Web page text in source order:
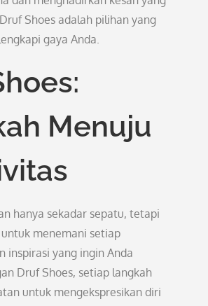
Shoes adalah pilihan yang
gaya Anda.
Menuju
hanya sekadar sepatu, tetapi
menemani setiap
inspirasi yang ingin Anda
Druf Shoes, setiap langkah
untuk mengekspresikan diri